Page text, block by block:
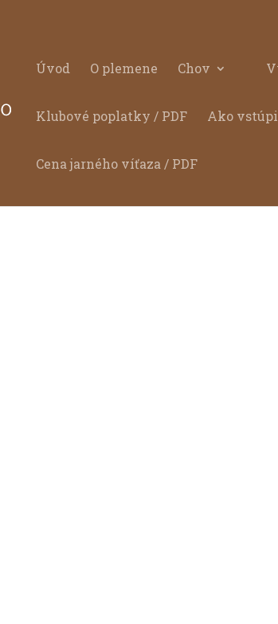
Úvod O plemene Chov
Klubové poplatky / PDF Ako
Cena jarného víťaza / PDF